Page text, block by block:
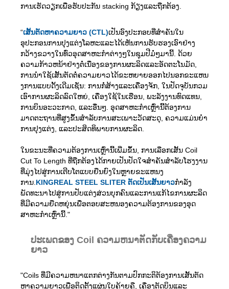
ການເຮັດວຽກເພື່ອຮັບປະກັນ stacking ກ້ຽງແລະຖືກຕ້ອງ.
“ເສັ້ນຕັດຫາຄວາມຍາວ (CTL)ເປັນອົງປະກອບທີ່ສໍາຄັນໃນ
ອຸປະກອນການປຸງແຕ່ງໂລຫະແລະໄດ້ເຫັນການຮັບຮອງເອົາຢ່າງ
ກວ້າງຂວາງໃນທົ່ວອຸດສາຫະກໍາຕ່າງໆໃນຊຸມປີມໍ່ໆມານີ້. ດ້ວຍ
ຄວາມກ້າວຫນ້າຢ່າງຕໍ່ເນື່ອງຂອງການຜະລິດແລະອັດຕະໂນມັດ,
ການນໍາໃຊ້ເສັ້ນຕັດຕໍ່ຄວາມຍາວໄດ້ຂະຫຍາຍອອກໄປນອກຂະແຫນ
ງການແບບດັ້ງເດີມເຊັ່ນ: ການກໍ່ສ້າງແລະເຄື່ອງຈັກ, ໃນປັດຈຸບັນກວມ
ເອົາການຜະລິດລົດໃຫຍ່, ເຄື່ອງໃຊ້ໃນເຮືອນ, ພະລັງງານທົດແທນ,
ການບິນອະວະກາດ, ແລະອື່ນໆ. ອຸດສາຫະກໍາເຫຼົ່ານີ້ຕ້ອງການ
ມາດຕະຖານທີ່ສູງຂຶ້ນສໍາລັບການສະເພາະວັດສະດຸ, ຄວາມແມ່ນຍໍາ
ການປຸງແຕ່ງ, ແລະປະສິດທິພາບການຜະລິດ.
ໃນຂະນະທີ່ຄວາມຕ້ອງການເຫຼົ່ານີ້ເພີ່ມຂຶ້ນ, ການເລືອກເສັ້ນ Coil
Cut To Length ທີ່ຖືກຕ້ອງໄດ້ກາຍເປັນປັດໃຈສໍາຄັນສໍາລັບໂຮງງານ
ທີ່ມຸ່ງໄປສູ່ການເຕີບໂຕແບບຍືນຍົງໃນຫຼາຍຂະແຫນງ
ການ. KINGREAL STEEL SLITER ຕັດເປັນເສັ້ນຍາວກໍາລັງ
ພັດທະນາໄປສູ່ການປັບແຕ່ງສ່ວນບຸກຄົນແລະການແກ້ໄຂການຜະລິດ
ທີ່ມີຄວາມຍືດຫຍຸ່ນເພື່ອຕອບສະຫນອງຄວາມຕ້ອງການຂອງອຸດ
ສາຫະກໍາເຫຼົ່ານີ້."
ປະເພດຂອງ Coil ຄວາມຫນາຕັດກັບເຄື່ອງຄວາມ
ຍາວ
"Coils ທີ່ມີຄວາມຫນາແຕກຕ່າງກັນຕາມປົກກະຕິຕ້ອງການເສັ້ນຕັດ
ຫາຄວາມຍາວເພື່ອຕິດຕັ້ງແຜ່ນໃບຄ້າຍຄື, ເຄື່ອງຕັດບິນແລະ